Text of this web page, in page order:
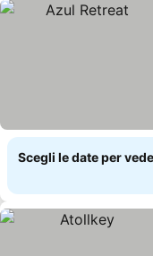
Scegli le date per